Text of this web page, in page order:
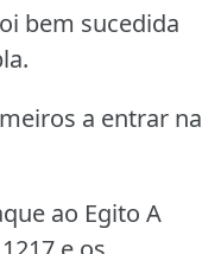
bem sucedida
a entrar na
ao Egito A